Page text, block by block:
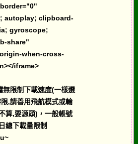
autoplay; clipboard-
gyroscope;
share"
when-cross-
iframe>
限制下載速度(一樣選
,請善用飛航模式或輪
算,要源頭)，一般帳號
總下載量限制